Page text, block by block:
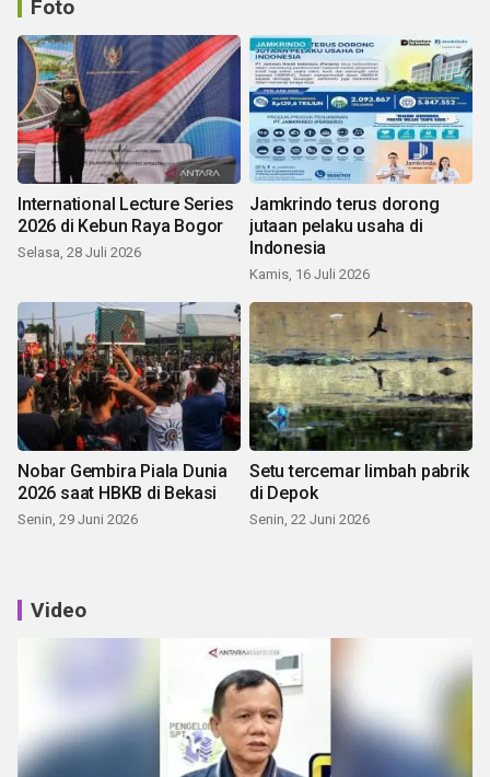
Foto
International Lecture Series
2026 di Kebun Raya Bogor
Selasa, 28 Juli 2026
Jamkrindo terus dorong
jutaan pelaku usaha di
Indonesia
Kamis, 16 Juli 2026
Nobar Gembira Piala Dunia
2026 saat HBKB di Bekasi
Senin, 29 Juni 2026
Setu tercemar limbah pabrik
di Depok
Senin, 22 Juni 2026
Video